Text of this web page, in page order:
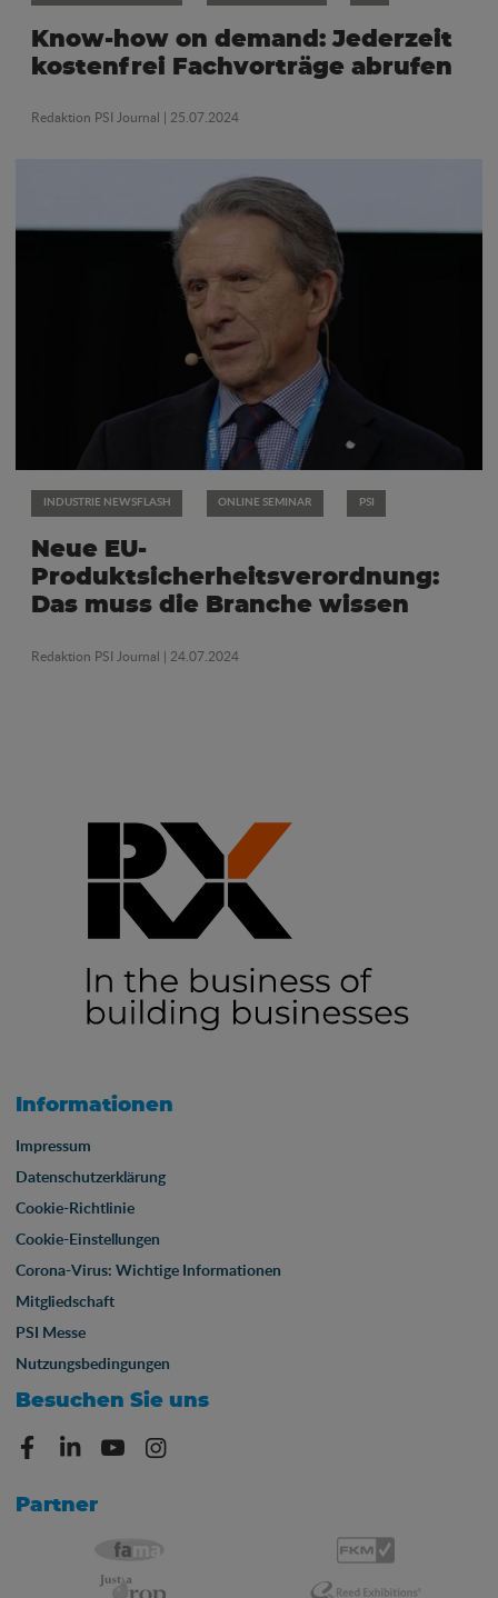
Know-how on demand: Jederzeit
kostenfrei Fachvorträge abrufen
Redaktion PSI Journal | 25.07.2024
INDUSTRIE NEWSFLASH ONLINE SEMINAR PSI
Neue EU-
Produktsicherheitsverordnung:
Das muss die Branche wissen
Redaktion PSI Journal | 24.07.2024
Informationen
Impressum
Datenschutzerklärung
Cookie-Richtlinie
Cookie-Einstellungen
Corona-Virus: Wichtige Informationen
Mitgliedschaft
PSI Messe
Nutzungsbedingungen
Besuchen Sie uns
Partner